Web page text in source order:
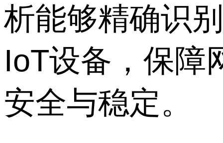
析能够精确识
IoT设备，保障
安全与稳定。